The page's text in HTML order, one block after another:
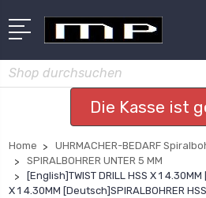
Suchen
Die Kasse ist
Home
UHRMACHER-BEDARF
SPIRALBOHRER UNTER 5 MM
[English]TWIST DRILL HSS X 1
X 1 4.30MM [Deutsch]SPIRALBOHRER